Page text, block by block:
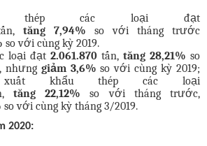
thép các loại đạt
tăng 7,94% so với tháng trước
so với cùng kỳ 2019.
loại đạt 2.061.870 tấn, tăng 28,21% so
nhưng giảm 3,6% so với cùng kỳ 2019;
khẩu thép các loại
tăng22,12% so với tháng trước,
so với cùng kỳ tháng 3/2019.
2020: